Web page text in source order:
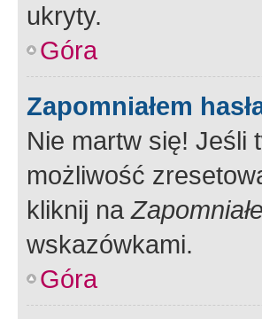
ukryty.
Góra
Zapomniałem
Nie martw się! Jeśli
możliwość
kliknij na
wskazówkami.
Góra